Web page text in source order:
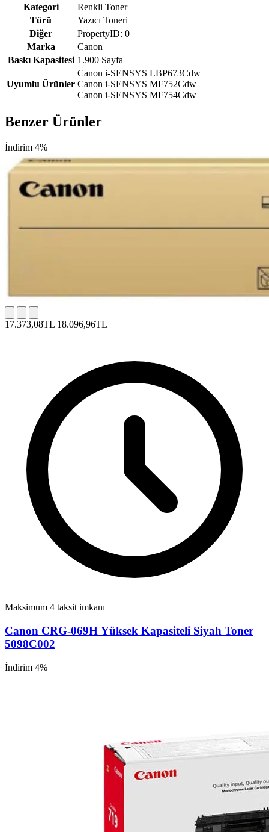
Kategori
Renkli Toner
Türü
Yazıcı Toneri
Diğer
PropertyID: 0
Marka
Canon
Baskı Kapasitesi 1.900 Sayfa
Uyumlu Ürünler
Canon i-SENSYS LBP673Cdw
Canon i-SENSYS MF752Cdw
Canon i-SENSYS MF754Cdw
Benzer Ürünler
İndirim 4%
17.373,08TL 18.096,96TL
Maksimum 4 taksit imkanı
Canon CRG-069H Yüksek Kapasiteli Siyah Toner
5098C002
İndirim 4%